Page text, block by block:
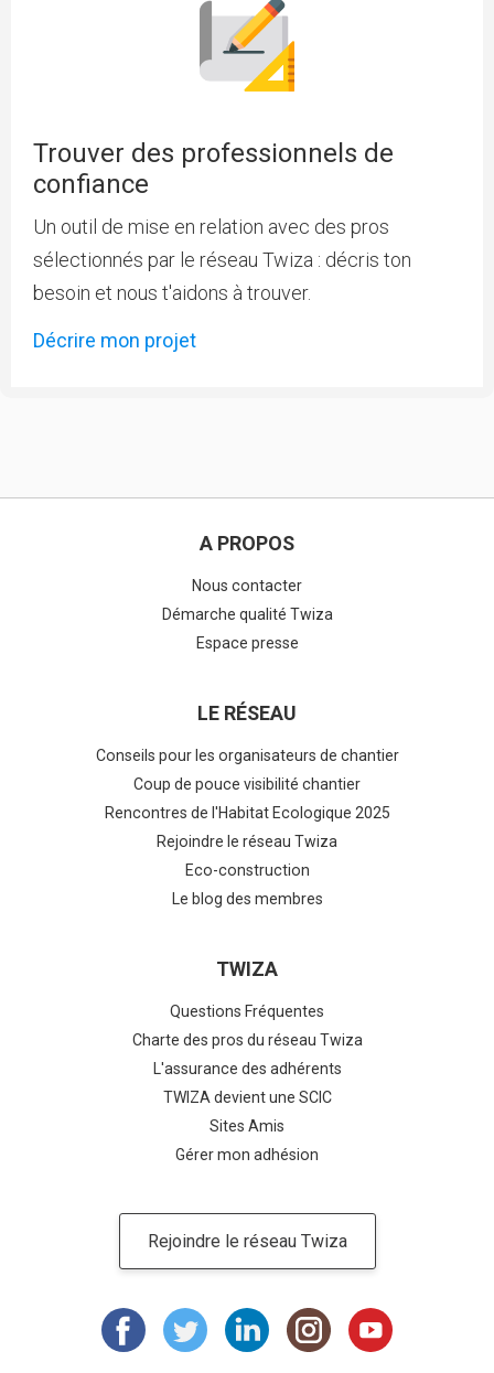
Trouver des professionnels de
confiance
Un outil de mise en relation avec des pros
sélectionnés par le réseau Twiza : décris ton
besoin et nous t'aidons à trouver.
Décrire mon projet
A PROPOS
Nous contacter
Démarche qualité Twiza
Espace presse
LE RÉSEAU
Conseils pour les organisateurs de chantier
Coup de pouce visibilité chantier
Rencontres de l'Habitat Ecologique 2025
Rejoindre le réseau Twiza
Eco-construction
Le blog des membres
TWIZA
Questions Fréquentes
Charte des pros du réseau Twiza
L'assurance des adhérents
TWIZA devient une SCIC
Sites Amis
Gérer mon adhésion
Rejoindre le réseau Twiza